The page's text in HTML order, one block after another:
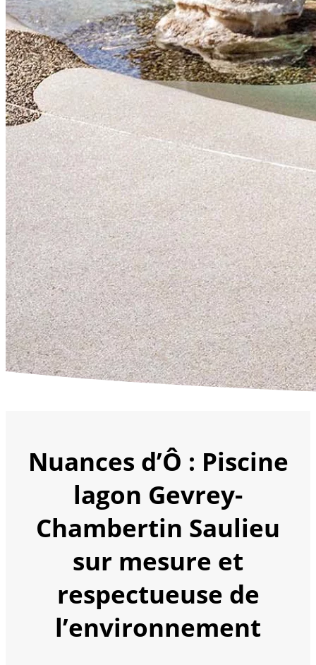
Nuances d’Ô : Piscine
lagon Gevrey-
Chambertin Saulieu
sur mesure et
respectueuse de
l’environnement